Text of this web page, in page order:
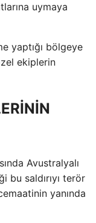
uymaya
yaptığı bölgeye
ekiplerin
Avustralyalı
bu saldırıyı terör
yanında